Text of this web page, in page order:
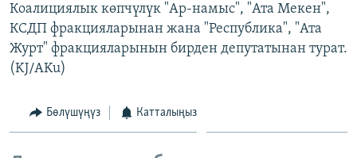
Коалициялык көпчүлүк "Ар-намыс", "Ата Мекен",
КСДП фракцияларынан жана "Республика", "Ата
Журт" фракцияларынын бирден депутатынан турат.
(KJ/AKu)
Бөлүшүңүз Катталыңыз